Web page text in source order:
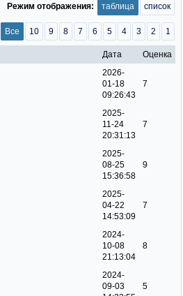
Режим отображения: таблица список
Все 10 9 8 7 6 5 4 3 2 1
Дата Оценка
2026-
01-18
09:26:43
7
2025-
11-24
20:31:13
7
2025-
08-25
15:36:58
9
2025-
04-22
14:53:09
7
2024-
10-08
21:13:04
8
2024-
09-03
5